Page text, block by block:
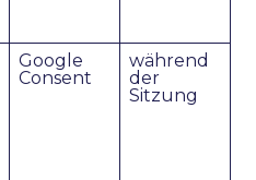
Google
Consent
während
der
Sitzung